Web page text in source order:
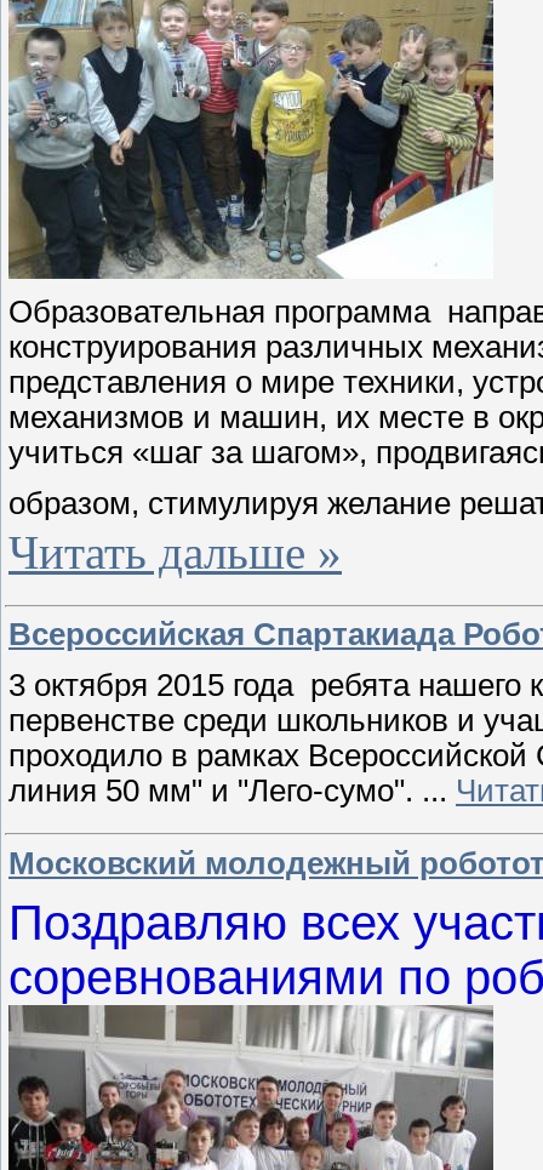
Образовательная программа
конструирования различных
представления о мире техники,
механизмов и машин, их месте в
учиться «шаг за шагом»,
образом, стимулируя желание
Читать дальше »
Всероссийская Спартакиада
3 октября 2015 года ребята
первенстве среди школьников и
проходило в рамках Всероссийской
линия 50 мм" и "Лего-сумо". ...
Московский молодежный
Поздравляю всех
соревнованиями по